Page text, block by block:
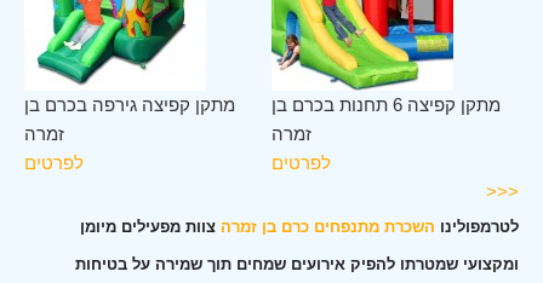
מתקן קפיצה גירפה בכרם בן
זמרה
לפרטים
מתקן קפיצה 6 תחנות בכרם בן
זמרה
לפרטים
<<<
לטרמפולינו השכרת מתנפחים כרם בן זמרה צוות מפעילים מיומן
ומקצועי שמטרתו להפיק אירועים שמחים תוך שמירה על בטיחות